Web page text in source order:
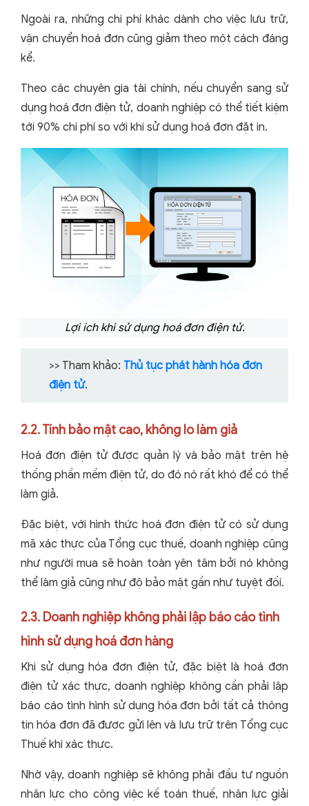
Ngoài ra, những chi phí khác dành cho việc lưu trữ,
vận chuyển hoá đơn cũng giảm theo một cách đáng
kể.
Theo các chuyên gia tài chính, nếu chuyển sang sử
dụng hoá đơn điện tử, doanh nghiệp có thể tiết kiệm
tới 90% chi phí so với khi sử dụng hoá đơn đặt in.
Lợi ích khi sử dụng hoá đơn điện tử.
>> Tham khảo: Thủ tục phát hành hóa đơn
điện tử.
2.2. Tính bảo mật cao, không lo làm giả
Hoá đơn điện tử được quản lý và bảo mật trên hệ
thống phần mềm điện tử, do đó nó rất khó để có thể
làm giả.
Đặc biệt, với hình thức hoá đơn điện tử có sử dụng
mã xác thực của Tổng cục thuế, doanh nghiệp cũng
như người mua sẽ hoàn toàn yên tâm bởi nó không
thể làm giả cũng như độ bảo mật gần như tuyệt đối.
2.3. Doanh nghiệp không phải lập báo cáo tình
hình sử dụng hoá đơn hàng
Khi sử dụng hóa đơn điện tử, đặc biệt là hoá đơn
điện tử xác thực, doanh nghiệp không cần phải lập
báo cáo tình hình sử dụng hóa đơn bởi tất cả thông
tin hóa đơn đã được gửi lên và lưu trữ trên Tổng cục
Thuế khi xác thực.
Nhờ vậy, doanh nghiệp sẽ không phải đầu tư nguồn
nhân lực cho công việc kế toán thuế, nhân lực giải